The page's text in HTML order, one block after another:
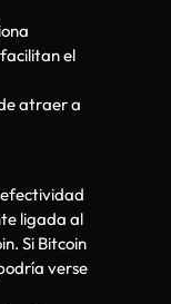
el
atraer a
ligada al
Si Bitcoin
verse